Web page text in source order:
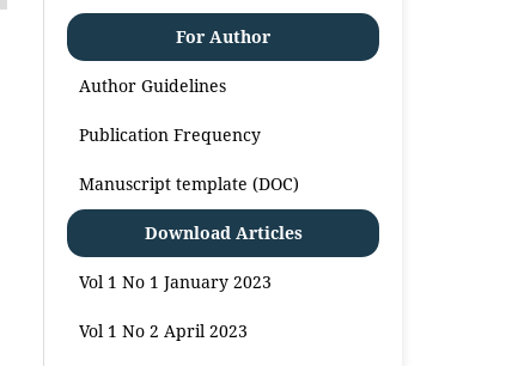
For Author
Author Guidelines
Publication Frequency
Manuscript template (DOC)
Download Articles
Vol 1 No 1 January 2023
Vol 1 No 2 April 2023